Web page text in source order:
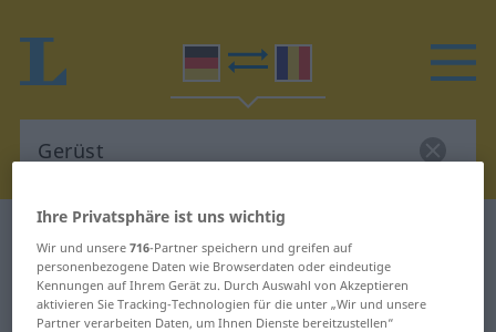
Deutsch-Rumänisch Übersetzung
für "Gerüst"
Ihre Privatsphäre ist uns wichtig
Wir und unsere716-Partner speichern und greifen auf
personenbezogene Daten wie Browserdaten oder eindeutige
Kennungen auf Ihrem Gerät zu. Durch Auswahl von Akzeptieren
aktivieren Sie Tracking-Technologien für die unter „Wir und unsere
Partner verarbeiten Daten, um Ihnen Dienste bereitzustellen“